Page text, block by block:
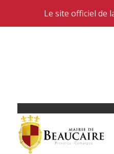
Le site officiel de